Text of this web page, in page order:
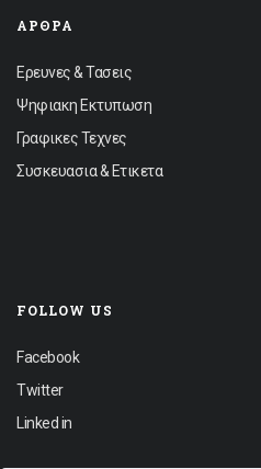
ΆΡΘΡΑ
Ερευνες & Τασεις
Ψηφιακη Εκτυπωση
Γραφικες Τεχνες
Συσκευασια & Ετικετα
FOLLOW US
Facebook
Twitter
Linked in